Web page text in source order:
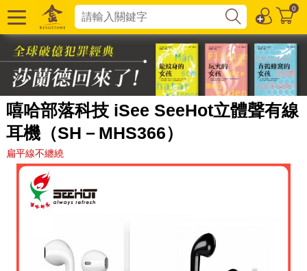
0
嘻哈部落科技 iSee SeeHot立體聲有線
耳機（SH－MHS366）
扁平線不纏繞